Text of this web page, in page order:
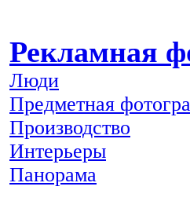
Рекламная
Люди
Предметная
Производство
Интерьеры
Панорама